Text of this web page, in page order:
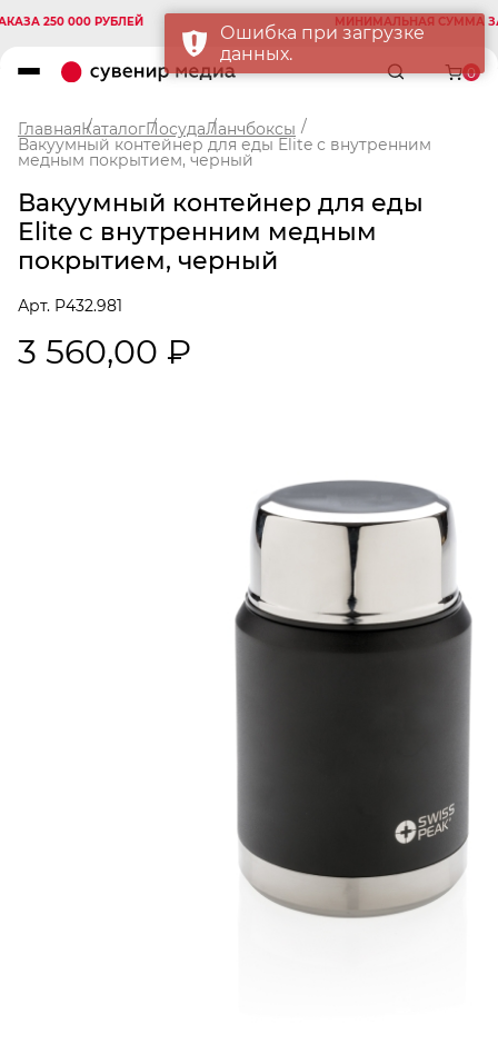
250 000 РУБЛЕЙ МИНИМАЛЬНАЯ СУММА
0
ГлавнаяКаталогПосудаЛанчбоксы
Вакуумный контейнер для еды Elite с внутренним
медным покрытием, черный
Вакуумный контейнер для еды
Elite с внутренним медным
покрытием, черный
Арт. P432.981
3 560,00 ₽
Ошибка при загрузке
данных.